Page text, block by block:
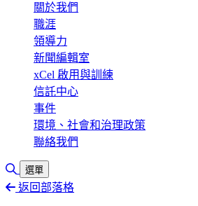
關於我們
職涯
領導力
新聞編輯室
xCel 啟用與訓練
信託中心
事件
環境、社會和治理政策
聯絡我們
切換搜尋
選單
返回部落格